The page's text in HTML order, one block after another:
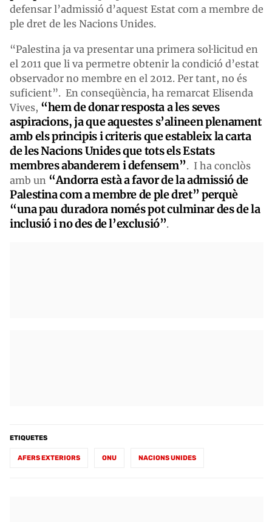
defensar l’admissió d’aquest Estat com a membre de
ple dret de les Nacions Unides.
“Palestina ja va presentar una primera sol·licitud en
el 2011 que li va permetre obtenir la condició d’estat
observador no membre en el 2012. Per tant, no és
suficient”. En conseqüència, ha remarcat Elisenda
Vives, “hem de donar resposta a les seves
aspiracions, ja que aquestes s’alineen plenament
amb els principis i criteris que estableix la carta
de les Nacions Unides que tots els Estats
membres abanderem i defensem”. I ha conclòs
amb un “Andorra està a favor de la admissió de
Palestina com a membre de ple dret” perquè
“una pau duradora només pot culminar des de la
inclusió i no des de l’exclusió”.
ETIQUETES
AFERS EXTERIORS ONU NACIONS UNIDES